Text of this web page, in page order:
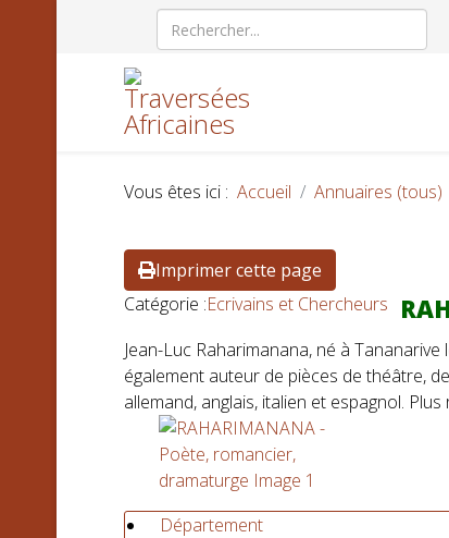
Vous êtes ici : Accueil Annuaires (tous)
Imprimer cette page
Catégorie :Ecrivains et Chercheurs
Jean-Luc Raharimanana, né à
également auteur de pièces de théâtre,
allemand, anglais, italien et espagnol.
Département